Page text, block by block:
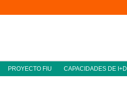
PROYECTO FIU CAPACIDADES DE I+D